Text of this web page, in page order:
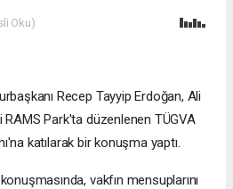
Oku)
Recep Tayyip Erdoğan, Ali
Park'ta düzenlenen TÜGVA
katılarak bir konuşma yaptı.
vakfın mensuplarını